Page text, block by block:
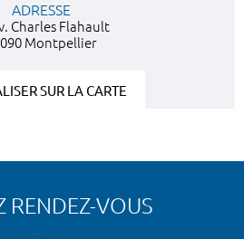
ADRESSE
Charles Flahault
Montpellier
SUR LA CARTE
RENDEZ-VOUS